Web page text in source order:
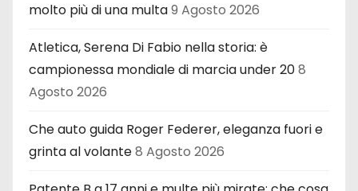
molto più di una multa9 Agosto 2026
Atletica, Serena Di Fabio nella storia: è
campionessa mondiale di marcia under 208
Agosto 2026
Che auto guida Roger Federer, eleganza fuori e
grinta al volante8 Agosto 2026